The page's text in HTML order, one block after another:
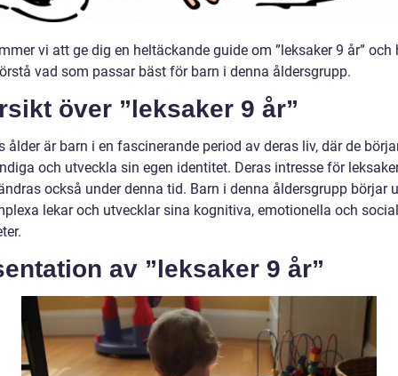
vi att ge dig en heltäckande guide om ”leksaker 9 år” och
vad som passar bäst för barn i denna åldersgrupp.
över ”leksaker 9 år”
ålder är barn i en fascinerande period av deras liv, där de
och utveckla sin egen identitet. Deras intresse för
också under denna tid. Barn i denna åldersgrupp börjar
lekar och utvecklar sina kognitiva, emotionella och
av ”leksaker 9 år”